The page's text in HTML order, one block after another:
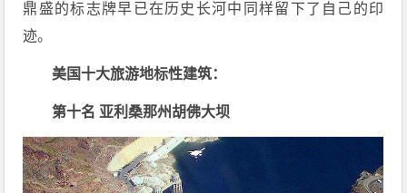
鼎盛的标志牌早已在历史长河中同样留下了自己的印
迹。
美国十大旅游地标性建筑：
第十名 亚利桑那州胡佛大坝